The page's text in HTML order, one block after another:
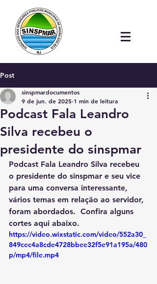
Post
Podcast Fala Leandro
Silva recebeu o
presidente do sinspmar
sinspmardocumentos
9 de jun. de 2025 1 min de leitura
Podcast Fala Leandro Silva recebeu
o presidente do sinspmar e seu vice
para uma conversa interessante,
vários temas em relação ao servidor,
foram abordados.  Confira alguns
cortes aqui abaixo.
https://video.wixstatic.com/video/552a30_
849cec4a8cde4728bbee32f5e91a195a/480
p/mp4/file.mp4